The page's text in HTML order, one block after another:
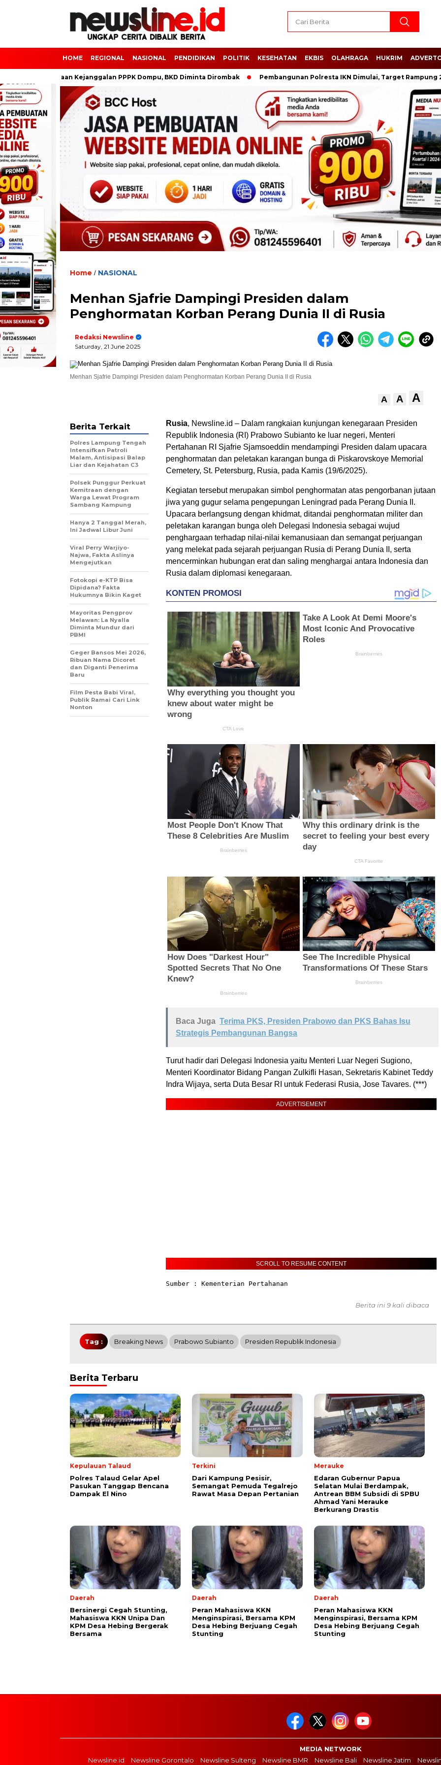
HOME REGIONAL NASIONAL PENDIDIKAN POLITIK KESEHATAN EKBIS OLAHRAGA HUKRIM
Dugaan Kejanggalan PPPK Dompu, BKD Diminta Dirombak Pembangunan Polresta IKN Dimulai, Target Rampung 2027
Home / NASIONAL
Menhan Sjafrie Dampingi Presiden dalam
Penghormatan Korban Perang Dunia II di Rusia
Redaksi Newsline
Saturday, 21 June 2025
Menhan Sjafrie Dampingi Presiden dalam Penghormatan Korban Perang Dunia II di Rusia
A A A
Rusia, Newsline.id – Dalam rangkaian kunjungan kenegaraan Presiden
Republik Indonesia (RI) Prabowo Subianto ke luar negeri, Menteri
Pertahanan RI Sjafrie Sjamsoeddin mendampingi Presiden dalam upacara
penghormatan dan peletakan karangan bunga di Piskarovskoye Memorial
Cemetery, St. Petersburg, Rusia, pada Kamis (19/6/2025).
Kegiatan tersebut merupakan simbol penghormatan atas pengorbanan jutaan
jiwa yang gugur selama pengepungan Leningrad pada Perang Dunia II.
Upacara berlangsung dengan khidmat, ditandai penghormatan militer dan
peletakan karangan bunga oleh Delegasi Indonesia sebagai wujud
penghargaan terhadap nilai-nilai kemanusiaan dan semangat perjuangan
yang melekat pada sejarah perjuangan Rusia di Perang Dunia II, serta
mencerminkan hubungan erat dan saling menghargai antara Indonesia dan
Rusia dalam diplomasi kenegaraan.
Baca Juga Terima PKS, Presiden Prabowo dan PKS Bahas Isu
Strategis Pembangunan Bangsa
Turut hadir dari Delegasi Indonesia yaitu Menteri Luar Negeri Sugiono,
Menteri Koordinator Bidang Pangan Zulkifli Hasan, Sekretaris Kabinet Teddy
Indra Wijaya, serta Duta Besar RI untuk Federasi Rusia, Jose Tavares. (***)
ADVERTISEMENT
SCROLL TO RESUME CONTENT
Sumber : Kementerian Pertahanan
Berita Terkait
Polres Lampung Tengah
Intensifkan Patroli
Malam, Antisipasi Balap
Liar dan Kejahatan C3
Polsek Punggur Perkuat
Kemitraan dengan
Warga Lewat Program
Sambang Kampung
Hanya 2 Tanggal Merah,
Ini Jadwal Libur Juni
Viral Perry Warjiyo-
Najwa, Fakta Aslinya
Mengejutkan
Fotokopi e-KTP Bisa
Dipidana? Fakta
Hukumnya Bikin Kaget
Mayoritas Pengprov
Melawan: La Nyalla
Diminta Mundur dari
PBMI
Geger Bansos Mei 2026,
Ribuan Nama Dicoret
dan Diganti Penerima
Baru
Film Pesta Babi Viral,
Publik Ramai Cari Link
Nonton
Berita ini 9 kali dibaca
Tag : Breaking News Prabowo Subianto Presiden Republik Indonesia
Berita Terbaru
Kepulauan Talaud
Polres Talaud Gelar Apel
Pasukan Tanggap Bencana
Dampak El Nino
Terkini
Dari Kampung Pesisir,
Semangat Pemuda Tegalrejo
Rawat Masa Depan Pertanian
Merauke
Edaran Gubernur Papua
Selatan Mulai Berdampak,
Antrean BBM Subsidi di SPBU
Ahmad Yani Merauke
Berkurang Drastis
Daerah
Bersinergi Cegah Stunting,
Mahasiswa KKN Unipa Dan
KPM Desa Hebing Bergerak
Bersama
Daerah
Peran Mahasiswa KKN
Menginspirasi, Bersama KPM
Desa Hebing Berjuang Cegah
Stunting
Daerah
Peran Mahasiswa KKN
Menginspirasi, Bersama KPM
Desa Hebing Berjuang Cegah
Stunting
MEDIA NETWORK
Newsline.id
Newsline Gorontalo Newsline Sulteng Newsline BMR Newsline Bali Newsline Jatim